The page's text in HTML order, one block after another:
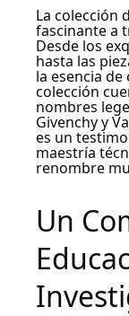
La colección
fascinante a
Desde los
hasta las
la esencia
colección
nombres
Givenchy y
es un
maestría
renombre
Un